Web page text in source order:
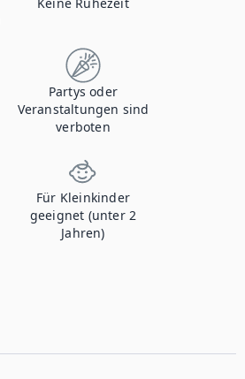
Partys oder
Veranstaltungen sind
verboten
Für Kleinkinder
geeignet (unter 2
Jahren)